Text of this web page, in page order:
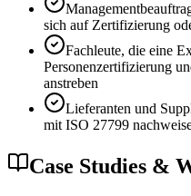
sich auf Zertifizierung
Fachleute, die eine
Personenzertifizierung
anstreben
Lieferanten und
mit ISO 27799
Case Studies &